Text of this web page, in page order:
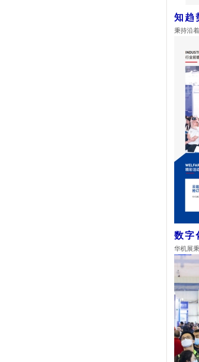
知趋
秉持沿
数字
华机展